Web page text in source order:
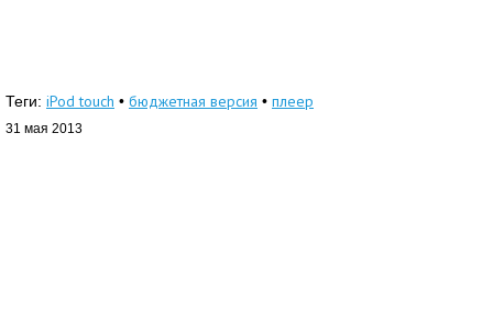
Теги: iPod touch • бюджетная версия • плеер
31 мая 2013